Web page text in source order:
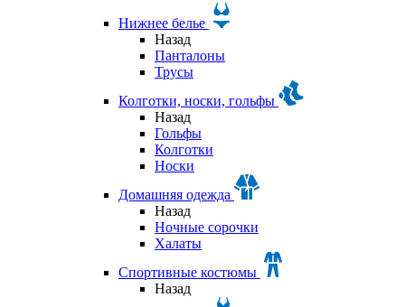
Нижнее белье
Назад
Панталоны
Трусы
Колготки, носки, гольфы
Назад
Гольфы
Колготки
Носки
Домашняя одежда
Назад
Ночные сорочки
Халаты
Спортивные костюмы
Назад